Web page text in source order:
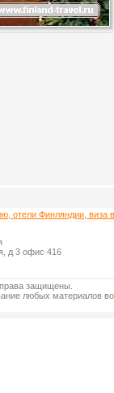
отели Финляндии, виза
д 3 офис 416
защищены.
любых материалов